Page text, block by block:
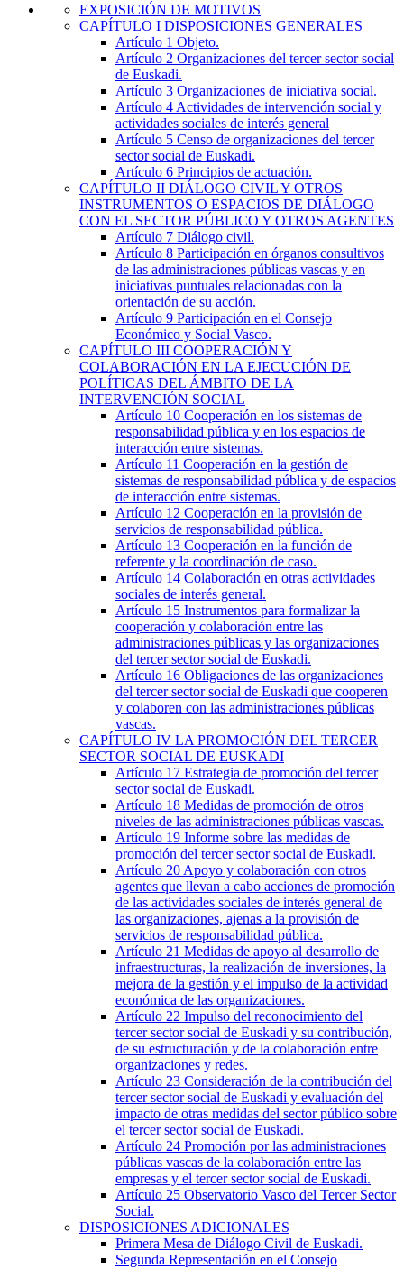
EXPOSICIÓN DE MOTIVOS
CAPÍTULO I DISPOSICIONES GENERALES
Artículo 1 Objeto.
Artículo 2 Organizaciones del tercer sector social
de Euskadi.
Artículo 3 Organizaciones de iniciativa social.
Artículo 4 Actividades de intervención social y
actividades sociales de interés general
Artículo 5 Censo de organizaciones del tercer
sector social de Euskadi.
Artículo 6 Principios de actuación.
CAPÍTULO II DIÁLOGO CIVIL Y OTROS
INSTRUMENTOS O ESPACIOS DE DIÁLOGO
CON EL SECTOR PÚBLICO Y OTROS AGENTES
Artículo 7 Diálogo civil.
Artículo 8 Participación en órganos consultivos
de las administraciones públicas vascas y en
iniciativas puntuales relacionadas con la
orientación de su acción.
Artículo 9 Participación en el Consejo
Económico y Social Vasco.
CAPÍTULO III COOPERACIÓN Y
COLABORACIÓN EN LA EJECUCIÓN DE
POLÍTICAS DEL ÁMBITO DE LA
INTERVENCIÓN SOCIAL
Artículo 10 Cooperación en los sistemas de
responsabilidad pública y en los espacios de
interacción entre sistemas.
Artículo 11 Cooperación en la gestión de
sistemas de responsabilidad pública y de espacios
de interacción entre sistemas.
Artículo 12 Cooperación en la provisión de
servicios de responsabilidad pública.
Artículo 13 Cooperación en la función de
referente y la coordinación de caso.
Artículo 14 Colaboración en otras actividades
sociales de interés general.
Artículo 15 Instrumentos para formalizar la
cooperación y colaboración entre las
administraciones públicas y las organizaciones
del tercer sector social de Euskadi.
Artículo 16 Obligaciones de las organizaciones
del tercer sector social de Euskadi que cooperen
y colaboren con las administraciones públicas
vascas.
CAPÍTULO IV LA PROMOCIÓN DEL TERCER
SECTOR SOCIAL DE EUSKADI
Artículo 17 Estrategia de promoción del tercer
sector social de Euskadi.
Artículo 18 Medidas de promoción de otros
niveles de las administraciones públicas vascas.
Artículo 19 Informe sobre las medidas de
promoción del tercer sector social de Euskadi.
Artículo 20 Apoyo y colaboración con otros
agentes que llevan a cabo acciones de promoción
de las actividades sociales de interés general de
las organizaciones, ajenas a la provisión de
servicios de responsabilidad pública.
Artículo 21 Medidas de apoyo al desarrollo de
infraestructuras, la realización de inversiones, la
mejora de la gestión y el impulso de la actividad
económica de las organizaciones.
Artículo 22 Impulso del reconocimiento del
tercer sector social de Euskadi y su contribución,
de su estructuración y de la colaboración entre
organizaciones y redes.
Artículo 23 Consideración de la contribución del
tercer sector social de Euskadi y evaluación del
impacto de otras medidas del sector público sobre
el tercer sector social de Euskadi.
Artículo 24 Promoción por las administraciones
públicas vascas de la colaboración entre las
empresas y el tercer sector social de Euskadi.
Artículo 25 Observatorio Vasco del Tercer Sector
Social.
DISPOSICIONES ADICIONALES
Primera Mesa de Diálogo Civil de Euskadi.
Segunda Representación en el Consejo